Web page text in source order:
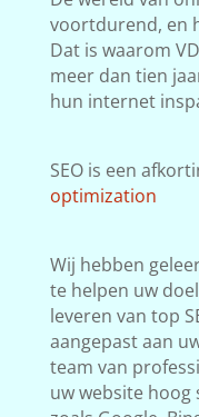
voortdurend, en
Dat is waarom
meer dan tien
hun internet
SEO is een
optimization
Wij hebben
te helpen uw
leveren van top
aangepast aan
team van
uw website hoog